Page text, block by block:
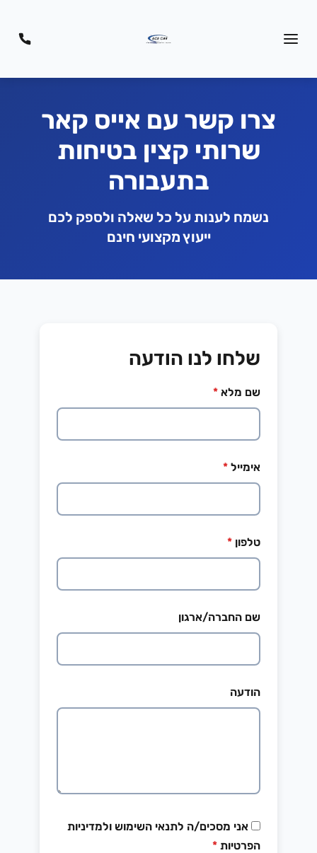
צרו קשר עם אייס קאר
שרותי קצין בטיחות
בתעבורה
נשמח לענות על כל שאלה ולספק לכם
ייעוץ מקצועי חינם
שלחו לנו הודעה
שם מלא *
אימייל *
טלפון *
שם החברה/ארגון
הודעה
אני מסכים/ה לתנאי השימוש ולמדיניות
הפרטיות *